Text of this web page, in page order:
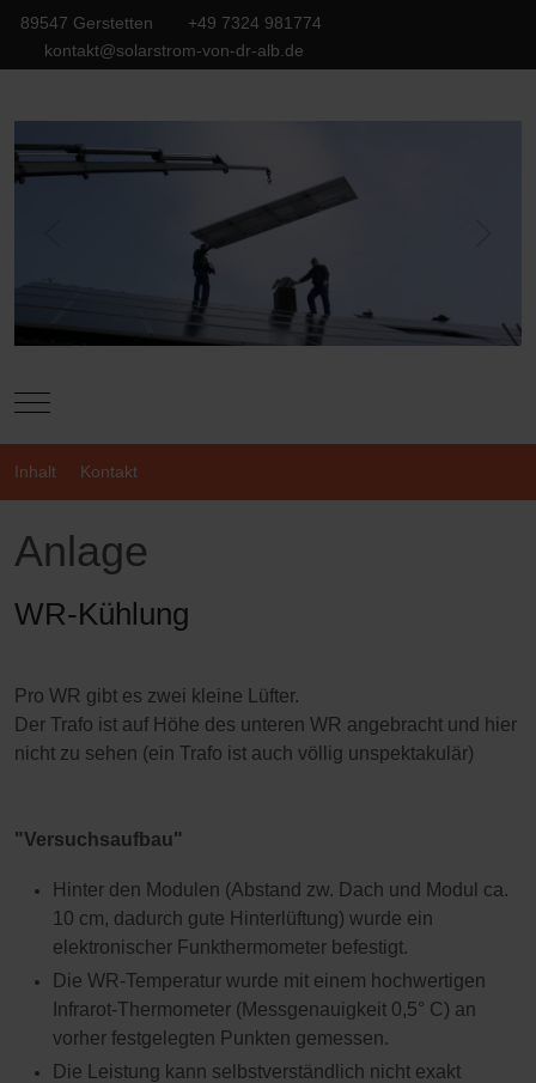
89547 Gerstetten
+49 7324 981774
kontakt@solarstrom-von-dr-alb.de
Mobile Menu Toggle
Inhalt Kontakt
Anlage
WR-Kühlung
Pro WR gibt es zwei kleine Lüfter.
Der Trafo ist auf Höhe des unteren WR angebracht und hier
nicht zu sehen (ein Trafo ist auch völlig unspektakulär)
"Versuchsaufbau"
Hinter den Modulen (Abstand zw. Dach und Modul ca.
10 cm, dadurch gute Hinterlüftung) wurde ein
elektronischer Funkthermometer befestigt.
Die WR-Temperatur wurde mit einem hochwertigen
Infrarot-Thermometer (Messgenauigkeit 0,5° C) an
vorher festgelegten Punkten gemessen.
Die Leistung kann selbstverständlich nicht exakt